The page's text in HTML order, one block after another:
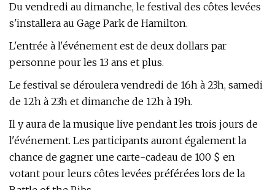
Du vendredi au dimanche, le festival des côtes levées
s'installera au Gage Park de Hamilton.
L'entrée à l'événement est de deux dollars par
personne pour les 13 ans et plus.
Le festival se déroulera vendredi de 16h à 23h, samedi
de 12h à 23h et dimanche de 12h à 19h.
Il y aura de la musique live pendant les trois jours de
l'événement. Les participants auront également la
chance de gagner une carte-cadeau de 100 $ en
votant pour leurs côtes levées préférées lors de la